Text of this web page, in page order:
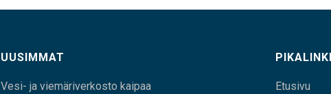
UUSIMMAT
Vesi- ja viemäriverkosto kaipaa
Etusivu